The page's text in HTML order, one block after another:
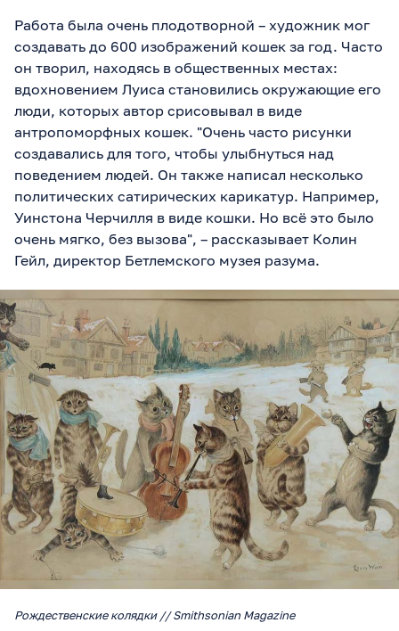
Работа была очень плодотворной – художник мог
создавать до 600 изображений кошек за год. Часто
он творил, находясь в общественных местах:
вдохновением Луиса становились окружающие его
люди, которых автор срисовывал в виде
антропоморфных кошек. "Очень часто рисунки
создавались для того, чтобы улыбнуться над
поведением людей. Он также написал несколько
политических сатирических карикатур. Например,
Уинстона Черчилля в виде кошки. Но всё это было
очень мягко, без вызова", – рассказывает Колин
Гейл, директор Бетлемского музея разума.
Рождественские колядки // Smithsonian Magazine